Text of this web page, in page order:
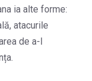
ia alte forme:
atacurile
de a-l